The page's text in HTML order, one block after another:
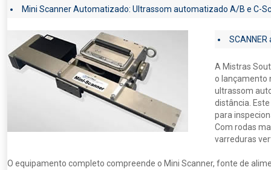
Mini Scanner Automatizado: Ultrassom automatizado A/B e C-
A Mistras
o lançamento
ultrassom
distância.
para
Com rodas
varreduras
O equipamento completo compreende o Mini Scanner, fonte de